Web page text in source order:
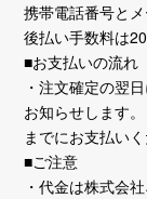
携帯電話番号と
後払い手数料は
■お支払いの流れ
・注文確定の翌
お知らせします
までにお支払いく
■ご注意
・代金は株式会